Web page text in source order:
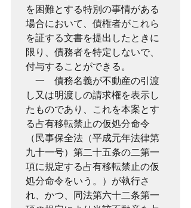
を困難とする特別の事情がある
場合において、債権者がこれら
を証する文書を提出したときに
限り、債務者を特定しないで、
付与することができる。
一　債務名義が不動産の引渡
し又は明渡しの請求権を表示し
たものであり、これを本案とす
る占有移転禁止の仮処分命令
（民事保全法（平成元年法律第
九十一号）第二十五条の二第一
項に規定する占有移転禁止の仮
処分命令をいう。）が執行さ
れ、かつ、同法第六十二条第一